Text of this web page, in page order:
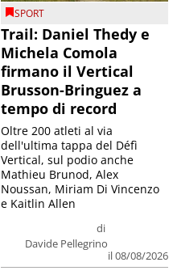
SPORT
Trail: Daniel Thedy e
Michela Comola
firmano il Vertical
Brusson-Bringuez a
tempo di record
di
Davide Pellegrino
il 08/08/2026
Oltre 200 atleti al via
dell'ultima tappa del Défì
Vertical, sul podio anche
Mathieu Brunod, Alex
Noussan, Miriam Di Vincenzo
e Kaitlin Allen